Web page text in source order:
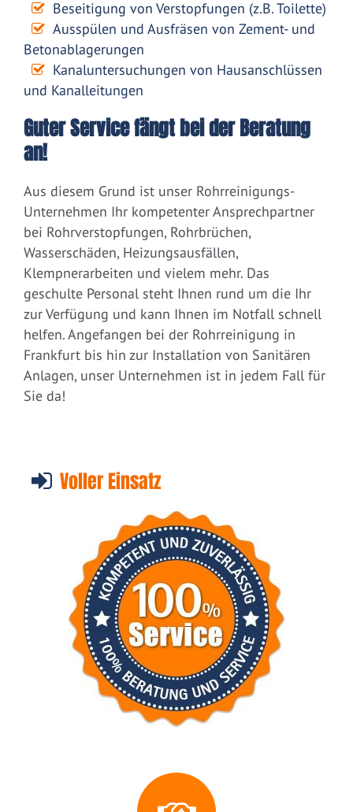
Beseitigung von Verstopfungen (z.B. Toilette)
Ausspülen und Ausfräsen von Zement- und
Betonablagerungen
Kanaluntersuchungen von Hausanschlüssen
und Kanalleitungen
Guter Service fängt bei der Beratung
an!
Aus diesem Grund ist unser Rohrreinigungs-
Unternehmen Ihr kompetenter Ansprechpartner
bei Rohrverstopfungen, Rohrbrüchen,
Wasserschäden, Heizungsausfällen,
Klempnerarbeiten und vielem mehr. Das
geschulte Personal steht Ihnen rund um die Ihr
zur Verfügung und kann Ihnen im Notfall schnell
helfen. Angefangen bei der Rohrreinigung in
Frankfurt bis hin zur Installation von Sanitären
Anlagen, unser Unternehmen ist in jedem Fall für
Sie da!
Voller Einsatz